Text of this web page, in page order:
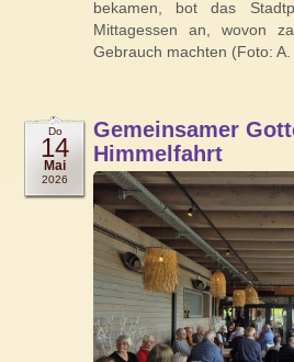
bekamen, bot das
Mittagessen an, wovon
Gebrauch machten (Foto: A.
Do
14
Mai
2026
Gemeinsamer
Himmelfahrt